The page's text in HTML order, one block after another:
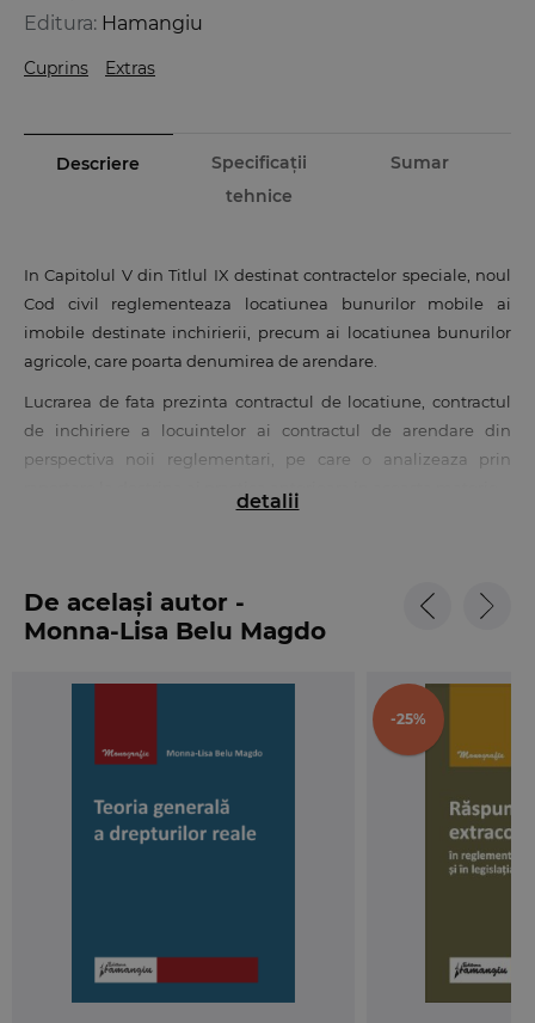
Editura: Hamangiu
Cuprins Extras
Descriere
Specificații
tehnice
Sumar
In Capitolul V din Titlul IX destinat contractelor speciale, noul
Cod civil reglementeaza locatiunea bunurilor mobile ai
imobile destinate inchirierii, precum ai locatiunea bunurilor
agricole, care poarta denumirea de arendare.
Lucrarea de fata prezinta contractul de locatiune, contractul
de inchiriere a locuintelor ai contractul de arendare din
perspectiva noii reglementari, pe care o analizeaza prin
care reprezinta varietati ale contractului de inchiriere a
locuintelor: locuinta sociala, locuinta de necesitate, locuinta
detalii
De același autor -
Monna-Lisa Belu Magdo
-25%